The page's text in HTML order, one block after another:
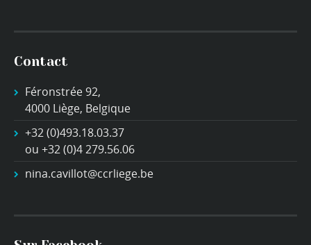
Contact
Féronstrée 92,
4000 Liège, Belgique
+32 (0)493.18.03.37
ou +32 (0)4 279.56.06
nina.cavillot@ccrliege.be